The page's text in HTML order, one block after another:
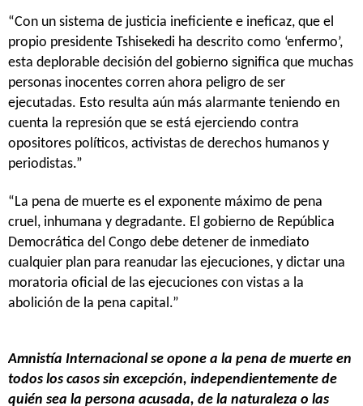
“Con un sistema de justicia ineficiente e ineficaz, que el
propio presidente Tshisekedi ha descrito como ‘enfermo’,
esta deplorable decisión del gobierno significa que muchas
personas inocentes corren ahora peligro de ser
ejecutadas. Esto resulta aún más alarmante teniendo en
cuenta la represión que se está ejerciendo contra
opositores políticos, activistas de derechos humanos y
periodistas.”
“La pena de muerte es el exponente máximo de pena
cruel, inhumana y degradante. El gobierno de República
Democrática del Congo debe detener de inmediato
cualquier plan para reanudar las ejecuciones, y dictar una
moratoria oficial de las ejecuciones con vistas a la
abolición de la pena capital.”
Amnistía Internacional se opone a la pena de muerte en
todos los casos sin excepción, independientemente de
quién sea la persona acusada, de la naturaleza o las